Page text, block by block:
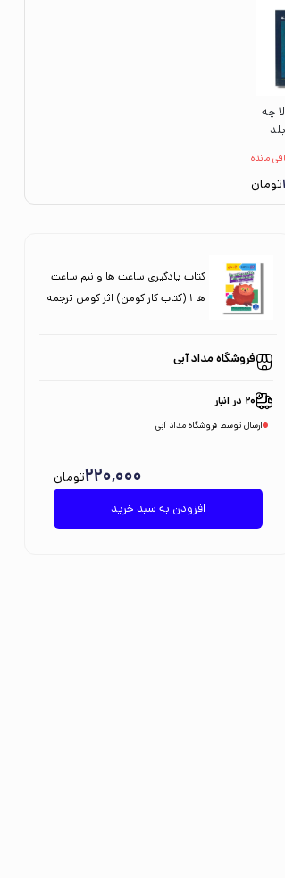
چه
و
تومان
کتاب یادگیری ساعت ها و نیم ساعت
ها 1 (کتاب کار کومن) اثر کومن ترجمه
فروشگاه مداد آبی
20 در انبار
ارسال توسط فروشگاه مداد آبی
افزودن به سبد خرید
220,000تومان